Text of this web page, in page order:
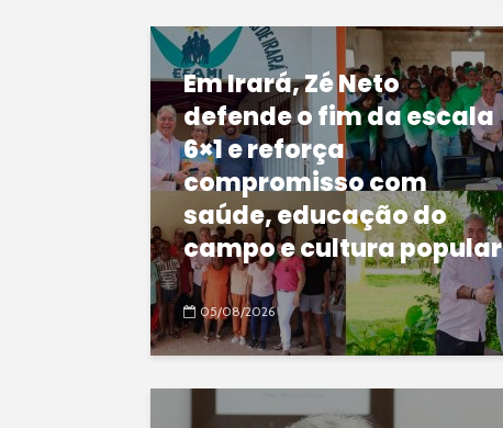
Em Irará, Zé Neto
defende o fim da escala
6×1 e reforça
compromisso com
saúde, educação do
campo e cultura popular
05/08/2026